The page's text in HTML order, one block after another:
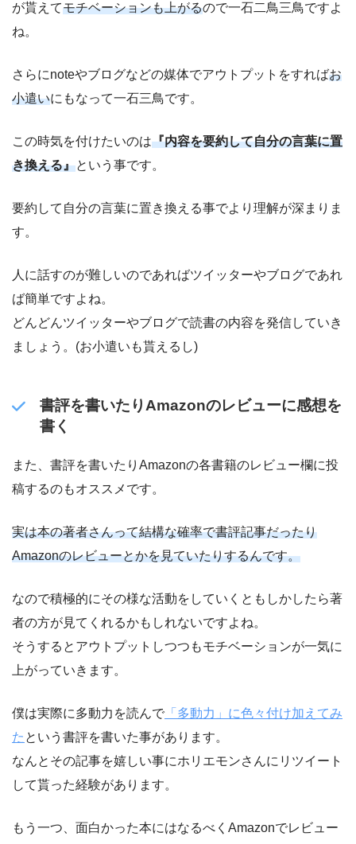
が貰えてモチベーションも上がるので一石二鳥三鳥ですよ
ね。
さらにnoteやブログなどの媒体でアウトプットをすればお
小遣いにもなって一石三鳥です。
この時気を付けたいのは『内容を要約して自分の言葉に置
き換える』という事です。
要約して自分の言葉に置き換える事でより理解が深まりま
す。
人に話すのが難しいのであればツイッターやブログであれ
ば簡単ですよね。
どんどんツイッターやブログで読書の内容を発信していき
ましょう。(お小遣いも貰えるし)
書評を書いたりAmazonのレビューに感想を
書く
また、書評を書いたりAmazonの各書籍のレビュー欄に投
稿するのもオススメです。
実は本の著者さんって結構な確率で書評記事だったり
Amazonのレビューとかを見ていたりするんです。
なので積極的にその様な活動をしていくともしかしたら著
者の方が見てくれるかもしれないですよね。
そうするとアウトプットしつつもモチベーションが一気に
上がっていきます。
僕は実際に多動力を読んで 「多動力」に色々付け加えてみ
た という書評を書いた事があります。
なんとその記事を嬉しい事にホリエモンさんにリツイート
して貰った経験があります。
もう一つ、面白かった本にはなるべくAmazonでレビュー